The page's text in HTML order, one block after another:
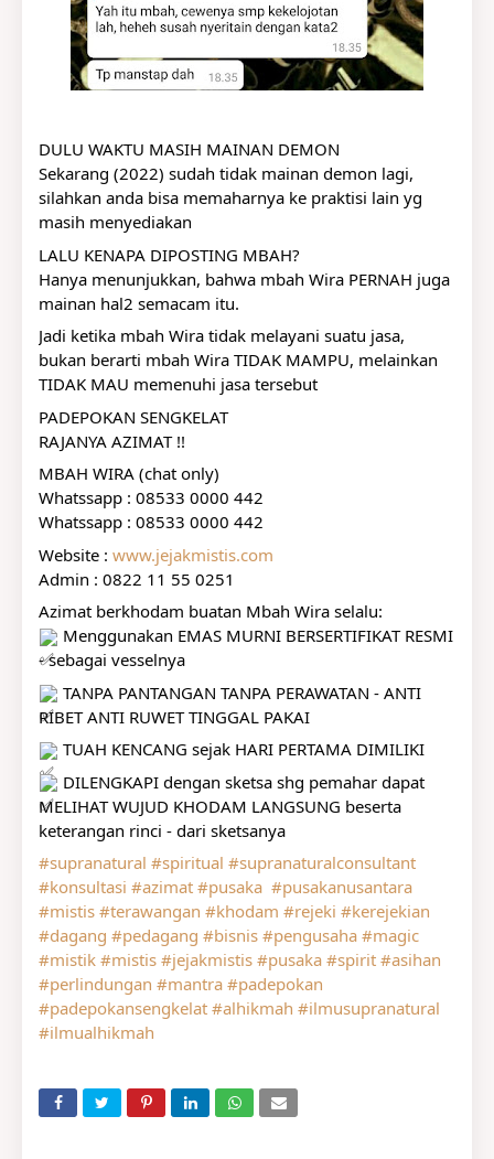
DULU WAKTU MASIH MAINAN DEMON
Sekarang (2022) sudah tidak mainan demon lagi,
silahkan anda bisa memaharnya ke praktisi lain yg
masih menyediakan
LALU KENAPA DIPOSTING MBAH?
Hanya menunjukkan, bahwa mbah Wira PERNAH juga
mainan hal2 semacam itu.
Jadi ketika mbah Wira tidak melayani suatu jasa,
bukan berarti mbah Wira TIDAK MAMPU, melainkan
TIDAK MAU memenuhi jasa tersebut
PADEPOKAN SENGKELAT
RAJANYA AZIMAT !!
MBAH WIRA (chat only)
Whatssapp : 08533 0000 442
Whatssapp : 08533 0000 442
Website : www.jejakmistis.com
Admin : 0822 11 55 0251
Azimat berkhodam buatan Mbah Wira selalu:
Menggunakan EMAS MURNI BERSERTIFIKAT RESMI
- sebagai vesselnya
TANPA PANTANGAN TANPA PERAWATAN - ANTI
RIBET ANTI RUWET TINGGAL PAKAI
TUAH KENCANG sejak HARI PERTAMA DIMILIKI
DILENGKAPI dengan sketsa shg pemahar dapat
MELIHAT WUJUD KHODAM LANGSUNG beserta
keterangan rinci - dari sketsanya
#supranatural #spiritual #supranaturalconsultant
#konsultasi #azimat #pusaka #pusakanusantara
#mistis #terawangan #khodam #rejeki #kerejekian
#dagang #pedagang #bisnis #pengusaha #magic
#mistik #mistis #jejakmistis #pusaka #spirit #asihan
#perlindungan #mantra #padepokan
#padepokansengkelat #alhikmah #ilmusupranatural
#ilmualhikmah